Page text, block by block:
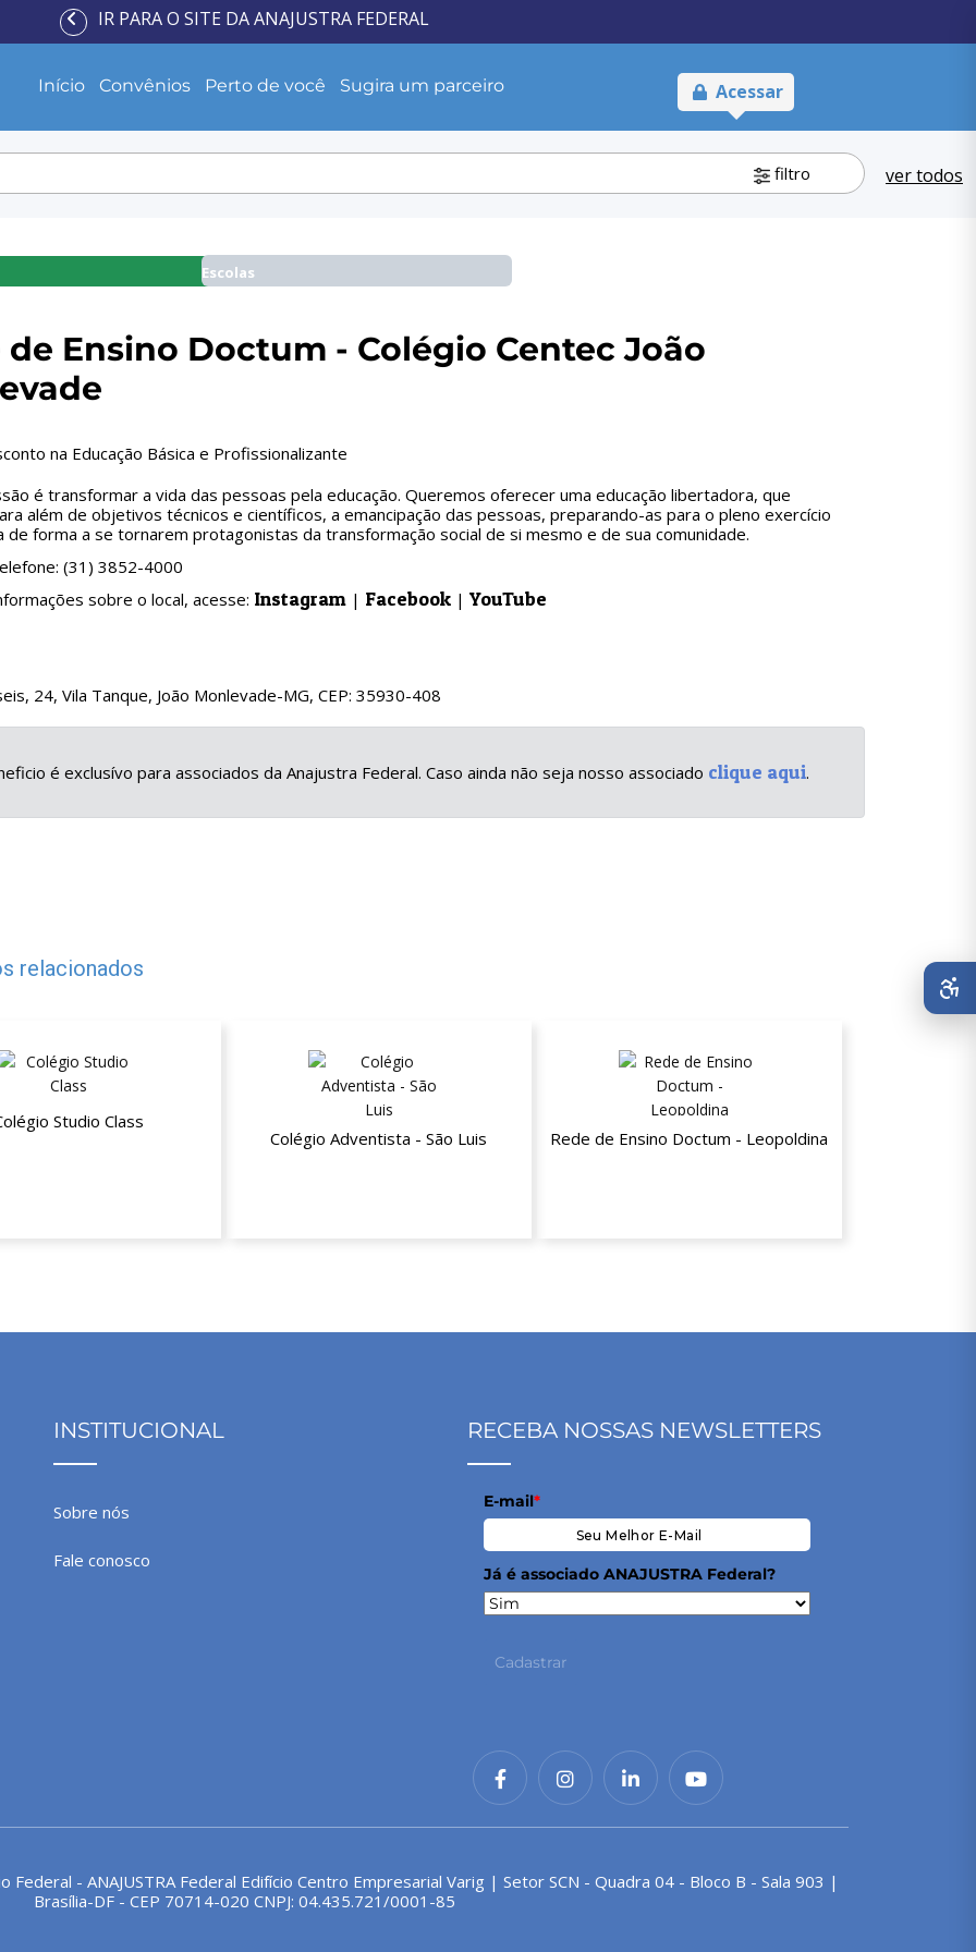
IR PARA O SITE DA ANAJUSTRA FEDERAL
Início Convênios Perto de você Sugira um parceiro Acessar
filtro ver todos
Escolas
de Ensino Doctum - Colégio Centec João
na Educação Básica e Profissionalizante
é transformar a vida das pessoas pela educação. Queremos oferecer uma educação libertadora, que
além de objetivos técnicos e científicos, a emancipação das pessoas, preparando-as para o pleno exercício
de forma a se tornarem protagonistas da transformação social de si mesmo e de sua comunidade.
(31) 3852-4000
sobre o local, acesse: Instagram | Facebook | YouTube
24, Vila Tanque, João Monlevade-MG, CEP: 35930-408
é exclusívo para associados da Anajustra Federal. Caso ainda não seja nosso associado clique aqui.
relacionados
Studio Class
Colégio Adventista - São Luis
Rede de Ensino Doctum - Leopoldina
INSTITUCIONAL
Sobre nós
Fale conosco
RECEBA NOSSAS NEWSLETTERS
E-mail*
Já é associado ANAJUSTRA Federal?
Cadastrar
Federal - ANAJUSTRA Federal Edifício Centro Empresarial Varig | Setor SCN - Quadra 04 - Bloco B - Sala 903 |
Brasília-DF - CEP 70714-020 CNPJ: 04.435.721/0001-85